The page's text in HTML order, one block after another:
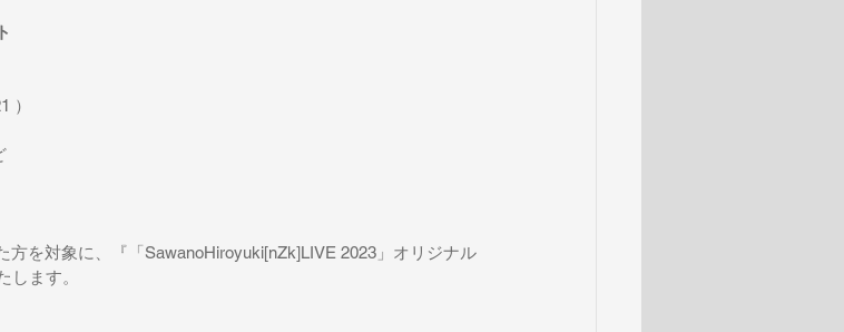
）
を対象に、『「SawanoHiroyuki[nZk]LIVE 2023」オリジナル
します。